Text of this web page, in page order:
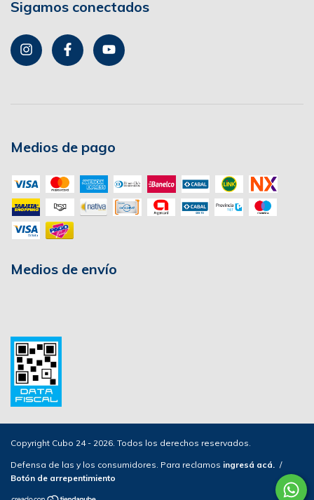
Sigamos conectados
Medios de pago
Medios de envío
Copyright Cubo 24 - 2026. Todos los derechos reservados.
Defensa de las y los consumidores. Para reclamos ingresá acá. /
Botón de arrepentimiento